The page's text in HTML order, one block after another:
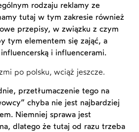
rodzaju reklamy ze
tutaj w tym zakresie również
przepisy, w związku z czym
tym elementem się zająć, a
i influencerami.
po polsku, wciąż jeszcze.
przetłumaczenie tego na
chyba nie jest najbardziej
Niemniej sprawa jest
dlatego że tutaj od razu trzeba